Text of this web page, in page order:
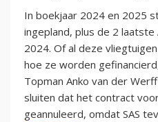
In boekjaar 2024 en 2025
ingepland, plus de 2 laatste
2024. Of al deze
hoe ze worden
Topman Anko van der
sluiten dat het contract
geannuleerd, omdat SAS